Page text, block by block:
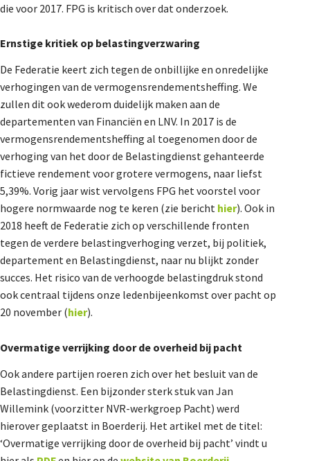
die voor 2017. FPG is kritisch over dat onderzoek.
Ernstige kritiek op belastingverzwaring
De Federatie keert zich tegen de onbillijke en onredelijke
verhogingen van de vermogensrendementsheffing. We
zullen dit ook wederom duidelijk maken aan de
departementen van Financiën en LNV. In 2017 is de
vermogensrendementsheffing al toegenomen door de
verhoging van het door de Belastingdienst gehanteerde
fictieve rendement voor grotere vermogens, naar liefst
5,39%. Vorig jaar wist vervolgens FPG het voorstel voor
hogere normwaarde nog te keren (zie bericht hier). Ook in
2018 heeft de Federatie zich op verschillende fronten
tegen de verdere belastingverhoging verzet, bij politiek,
departement en Belastingdienst, naar nu blijkt zonder
succes. Het risico van de verhoogde belastingdruk stond
ook centraal tijdens onze ledenbijeenkomst over pacht op
20 november (hier).
Overmatige verrijking door de overheid bij pacht
Ook andere partijen roeren zich over het besluit van de
Belastingdienst. Een bijzonder sterk stuk van Jan
Willemink (voorzitter NVR-werkgroep Pacht) werd
hierover geplaatst in Boerderij. Het artikel met de titel:
‘Overmatige verrijking door de overheid bij pacht’ vindt u